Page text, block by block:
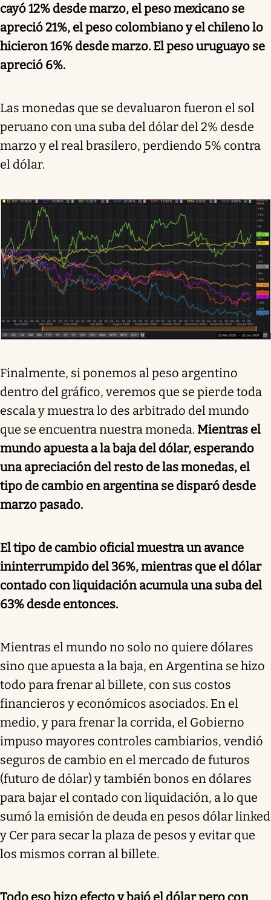
cayó 12% desde marzo, el peso mexicano se
apreció 21%, el peso colombiano y el chileno lo
hicieron 16% desde marzo. El peso uruguayo se
apreció 6%.
Las monedas que se devaluaron fueron el sol
peruano con una suba del dólar del 2% desde
marzo y el real brasilero, perdiendo 5% contra
el dólar.
Finalmente, si ponemos al peso argentino
dentro del gráfico, veremos que se pierde toda
escala y muestra lo des arbitrado del mundo
que se encuentra nuestra moneda. Mientras el
mundo apuesta a la baja del dólar, esperando
una apreciación del resto de las monedas, el
tipo de cambio en argentina se disparó desde
marzo pasado.
El tipo de cambio oficial muestra un avance
ininterrumpido del 36%, mientras que el dólar
contado con liquidación acumula una suba del
63% desde entonces.
Mientras el mundo no solo no quiere dólares
sino que apuesta a la baja, en Argentina se hizo
todo para frenar al billete, con sus costos
financieros y económicos asociados. En el
medio, y para frenar la corrida, el Gobierno
impuso mayores controles cambiarios, vendió
seguros de cambio en el mercado de futuros
(futuro de dólar) y también bonos en dólares
para bajar el contado con liquidación, a lo que
sumó la emisión de deuda en pesos dólar linked
y Cer para secar la plaza de pesos y evitar que
los mismos corran al billete.
Todo eso hizo efecto y bajó el dólar pero con